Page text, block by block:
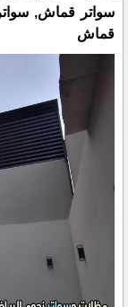
سواتر قماش,
قماش